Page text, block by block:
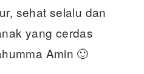
sehat selalu dan
yang cerdas
Amin 🙂